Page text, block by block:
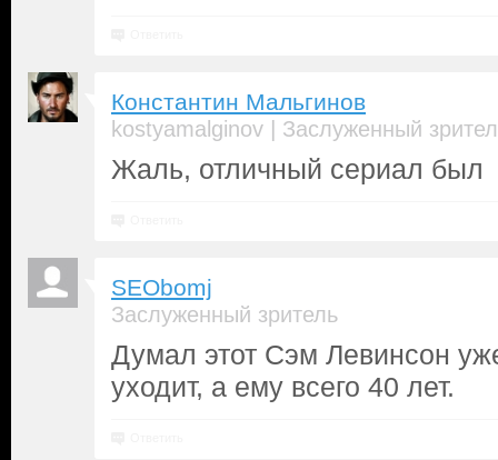
Константин Мальгинов
kostyamalginov | Заслуженный
Жаль, отличный сериал был
SEObomj
Заслуженный зритель
Думал этот Сэм Левинсон
уходит, а ему всего 40 лет.